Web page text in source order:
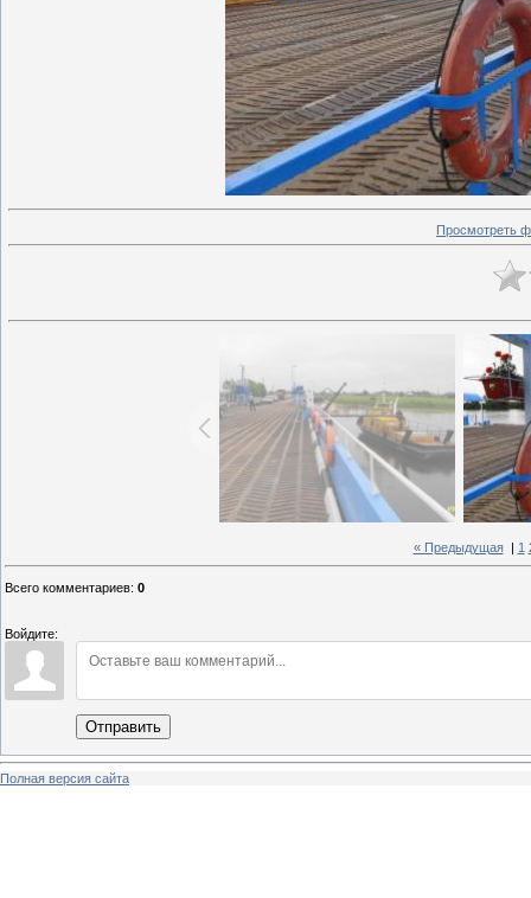
Просмотреть
« Предыдущая| 1
Всего комментариев: 0
Войдите:
Отправить
Полная версия сайта